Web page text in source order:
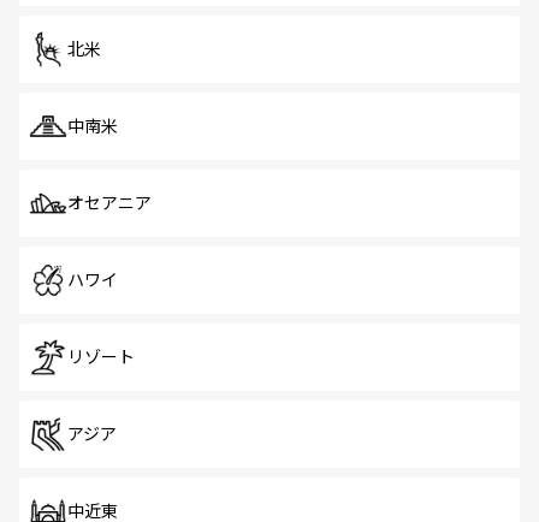
北米
中南米
オセアニア
ハワイ
リゾート
アジア
中近東